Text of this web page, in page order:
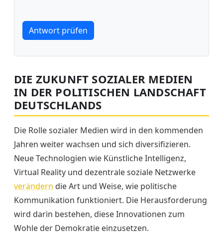
Antwort prüfen
DIE ZUKUNFT SOZIALER MEDIEN
IN DER POLITISCHEN LANDSCHAFT
DEUTSCHLANDS
Die Rolle sozialer Medien wird in den kommenden
Jahren weiter wachsen und sich diversifizieren.
Neue Technologien wie Künstliche Intelligenz,
Virtual Reality und dezentrale soziale Netzwerke
verändern die Art und Weise, wie politische
Kommunikation funktioniert. Die Herausforderung
wird darin bestehen, diese Innovationen zum
Wohle der Demokratie einzusetzen.